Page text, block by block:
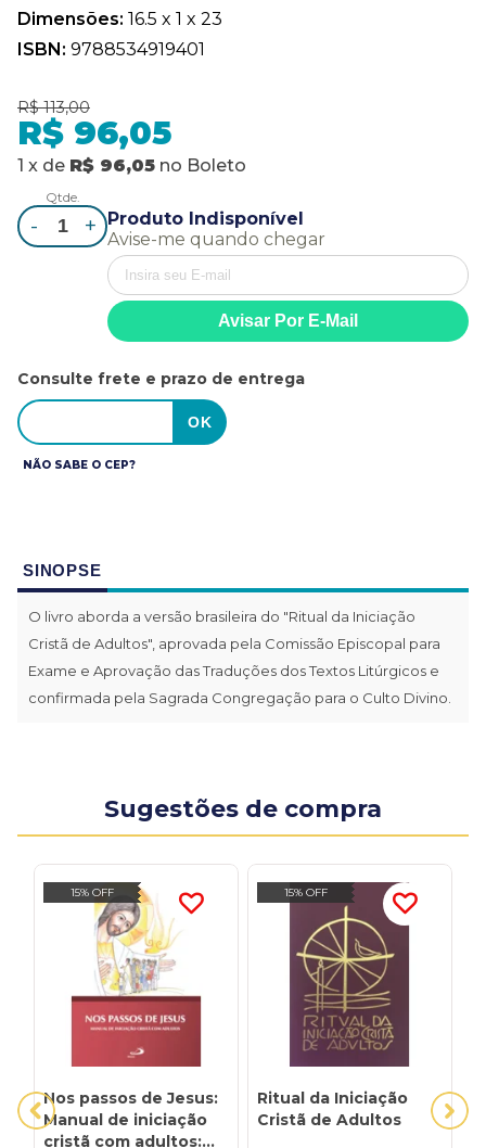
Dimensões: 16.5 x 1 x 23
ISBN: 9788534919401
R$ 113,00
R$ 96,05
1 x de R$ 96,05 no Boleto
Qtde.
- +
Produto Indisponível
Avise-me quando chegar
Consulte frete e prazo de entrega
NÃO SABE O CEP?
SINOPSE
O livro aborda a versão brasileira do "Ritual da Iniciação
Cristã de Adultos", aprovada pela Comissão Episcopal para
Exame e Aprovação das Traduções dos Textos Litúrgicos e
confirmada pela Sagrada Congregação para o Culto Divino.
Sugestões de compra
15% OFF
Nos passos de Jesus:
Manual de iniciação
cristã com adultos:
15% OFF
Ritual da Iniciação
Cristã de Adultos